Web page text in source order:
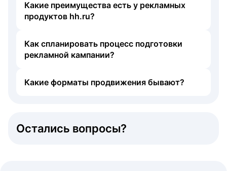
Какие преимущества есть у рекламных
продуктов hh.ru?
Как спланировать процесс подготовки
рекламной кампании?
Какие форматы продвижения бывают?
Остались вопросы?